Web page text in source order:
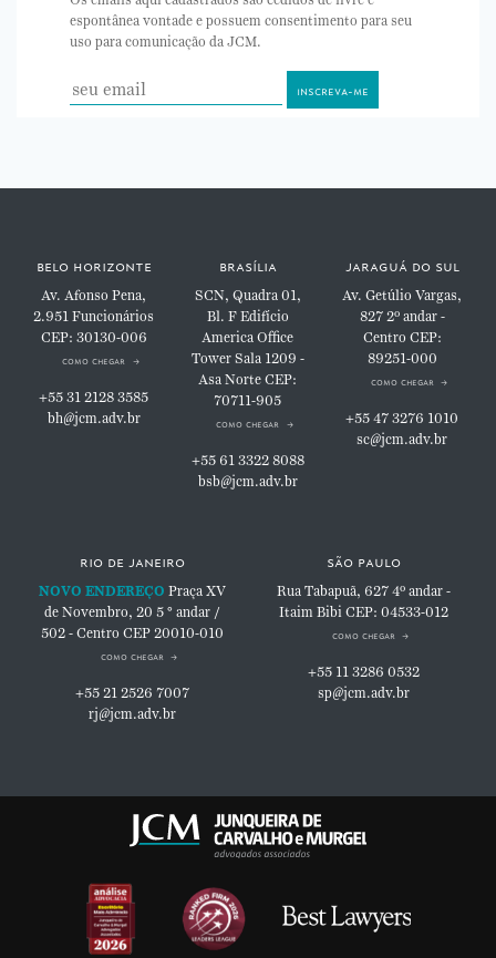
espontânea vontade e possuem consentimento para seu
uso para comunicação da JCM.
belo horizonte
Av. Afonso Pena,
2.951Funcionários
CEP: 30130-006
como chegar
+55 31 2128 3585
bh@jcm.adv.br
brasília
SCN, Quadra 01,
Bl. FEdifício
America Office
TowerSala 1209 -
Asa NorteCEP:
70711-905
como chegar
+55 61 3322 8088
bsb@jcm.adv.br
jaraguá do sul
Av. Getúlio Vargas,
8272º andar -
Centro CEP:
89251-000
como chegar
+55 47 3276 1010
sc@jcm.adv.br
rio de janeiro
NOVO ENDEREÇO Praça XV
de Novembro, 20 5 ° andar /
502 - Centro CEP 20010-010
como chegar
+55 21 2526 7007
rj@jcm.adv.br
são paulo
Rua Tabapuã, 6274º andar -
Itaim BibiCEP: 04533-012
como chegar
+55 11 3286 0532
sp@jcm.adv.br